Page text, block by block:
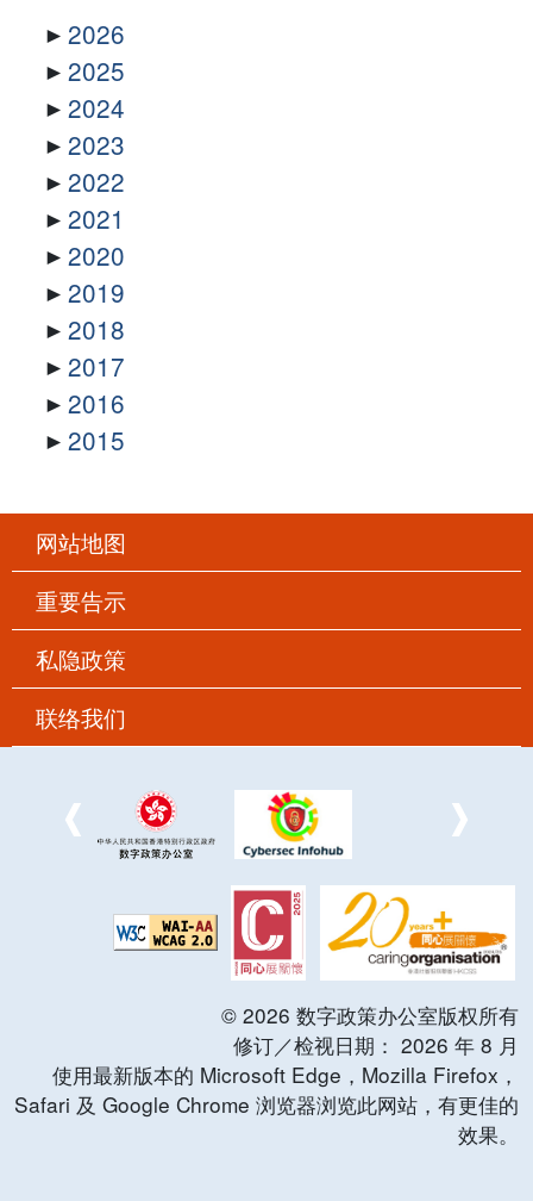
2026
2025
2024
2023
2022
2021
2020
2019
2018
2017
2016
2015
网站地图
重要告示
私隐政策
联络我们
© 2026 数字政策办公室版权所有
修订／检视日期： 2026 年 8 月
使用最新版本的 Microsoft Edge，Mozilla Firefox，
Safari 及 Google Chrome 浏览器浏览此网站，有更佳的
效果。